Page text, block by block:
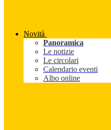
Novità
Panoramica
Le notizie
Le circolari
Calendario eventi
Albo online